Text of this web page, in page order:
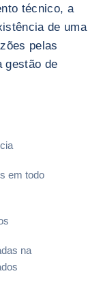
técnico, a
de uma
pelas
gestão de
em todo
na